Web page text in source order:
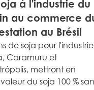
à l'industrie du
au commerce
au Brésil
de soja pour l'industrie
Caramuru et
mettront en
du soja 100 %